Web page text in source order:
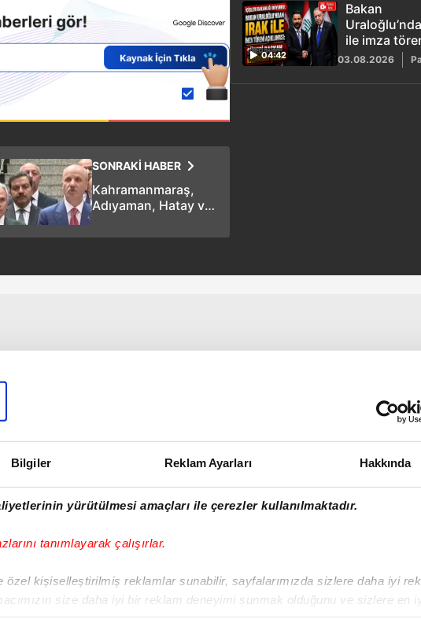
Bilgiler Reklam Ayarları Hakkında
yürütülmesi amaçları ile çerezler kullanılmaktadır.
tanımlayarak çalışırlar.
kişiselleştirilmiş reklamlar sunabilir, sayfalarımızda sizlere daha iyi
size daha iyi bir reklam deneyimi sunmak olduğunu ve sizlere en
SONRAKİ HABER
Kahramanmaraş,
Adıyaman, Hatay ve
üniversiteler bir yıl
04:42
Bakan
ile imza
açıklaması:
Başkan
çözdü
03.08.2026